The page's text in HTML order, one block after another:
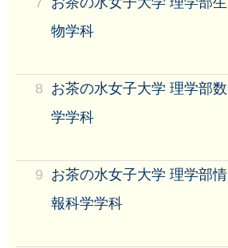
物学科
8 お茶の水女子大学 理学部数
学学科
9 お茶の水女子大学 理学部情
報科学学科